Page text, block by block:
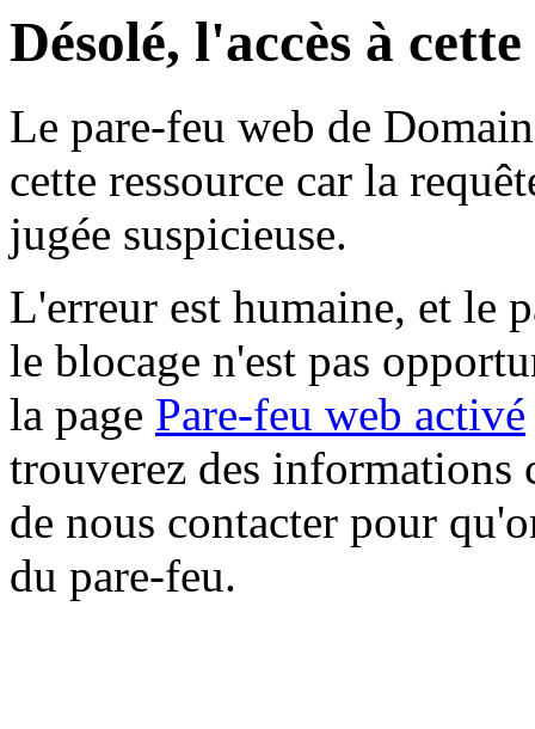
Désolé, l'accès à
Le pare-feu web de
cette ressource car la
jugée suspicieuse.
L'erreur est humaine, et le
le blocage n'est pas
la page Pare-feu web activé
trouverez des informations
de nous contacter pour
du pare-feu.